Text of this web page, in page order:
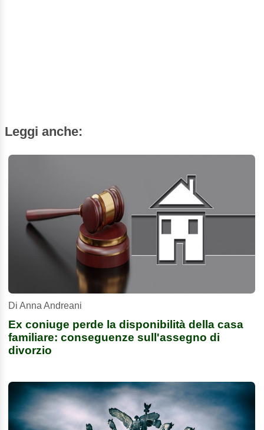
Leggi anche:
Di Anna Andreani
Ex coniuge perde la disponibilità della casa
familiare: conseguenze sull'assegno di
divorzio